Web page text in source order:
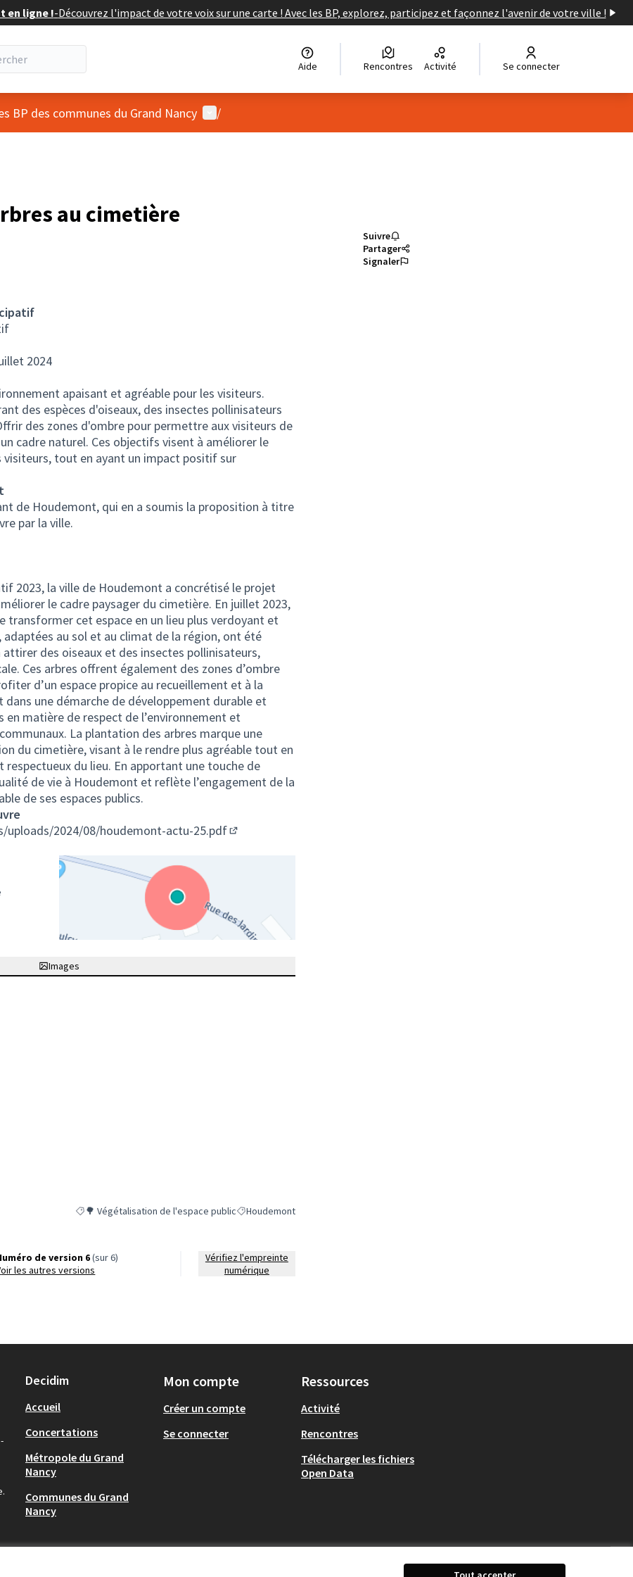
en ligne !-Découvrez l'impact de votre voix sur une carte ! Avec les BP, explorez, participez et façonnez l'avenir de votre ville !
Aide Rencontres Activité Se connecter
BP des communes du Grand Nancy Menu utilisateur
/
au cimetière
2024
apaisant et agréable pour les visiteurs.
des espèces d'oiseaux, des insectes pollinisateurs
des zones d'ombre pour permettre aux visiteurs de
cadre naturel. Ces objectifs visent à améliorer le
visiteurs, tout en ayant un impact positif sur
de Houdemont, qui en a soumis la proposition à titre
par la ville.
2023, la ville de Houdemont a concrétisé le projet
le cadre paysager du cimetière. En juillet 2023,
transformer cet espace en un lieu plus verdoyant et
adaptées au sol et au climat de la région, ont été
des oiseaux et des insectes pollinisateurs,
Ces arbres offrent également des zones d’ombre
d’un espace propice au recueillement et à la
une démarche de développement durable et
matière de respect de l’environnement et
La plantation des arbres marque une
du cimetière, visant à le rendre plus agréable tout en
du lieu. En apportant une touche de
de vie à Houdemont et reflète l’engagement de la
de ses espaces publics.
2024/08/houdemont-actu-25.pdf
Images
Filtrer les résultats de la catégorie : 🌳 Végétalisation de l'espace public
🌳 Végétalisation de l'espace publicFiltrer les résultats pour le secteur : Houdemont
Houdemont
Suivre
Partager
Signaler
de version 6(sur 6)
voir les autres versions
Vérifiez l'empreinte
numérique
Decidim
Accueil
Concertations
Métropole du Grand
Nancy
Communes du Grand
Nancy
Mon compte
Créer un compte
Se connecter
Ressources
Activité
Rencontres
Télécharger les fichiers
Open Data